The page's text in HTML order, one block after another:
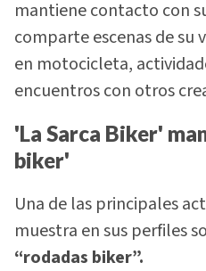
mantiene contacto con
comparte escenas de su
en motocicleta,
encuentros con otros
'La Sarca Biker'
biker'
Una de las principales
muestra en sus perfiles
“rodadas biker”.